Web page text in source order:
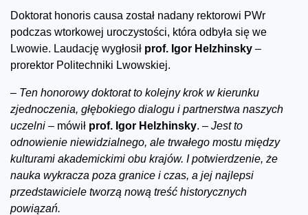
Doktorat honoris causa został nadany rektorowi PWr
podczas wtorkowej uroczystości, która odbyła się we
Lwowie. Laudację wygłosił prof. Igor Helzhinsky –
prorektor Politechniki Lwowskiej.
– Ten honorowy doktorat to kolejny krok w kierunku
zjednoczenia, głębokiego dialogu i partnerstwa naszych
uczelni – mówił prof. Igor Helzhinsky. – Jest to
odnowienie niewidzialnego, ale trwałego mostu między
kulturami akademickimi obu krajów. I potwierdzenie, że
nauka wykracza poza granice i czas, a jej najlepsi
przedstawiciele tworzą nową treść historycznych
powiązań.